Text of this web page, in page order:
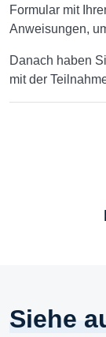
Formular mit
Anweisungen,
Danach haben
mit der
Siehe